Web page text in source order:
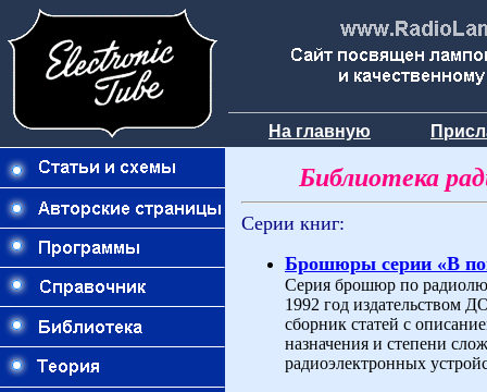
На главную
Библиотека
Серии книг:
Брошюры серии «В
Серия брошюр по
1992 год издательством
сборник статей с
назначения и степени
радиоэлектронных